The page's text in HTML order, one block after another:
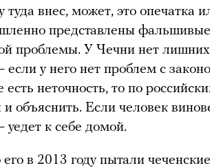
туда внес, может, это опечатка
представлены
проблемы. У Чечни нет
у него нет проблем с
есть неточность, то по
и объяснить. Если человек
уедет к себе домой.
в 2013 году пытали